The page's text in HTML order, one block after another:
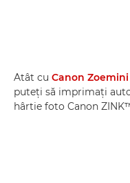
Atât cu Canon Zoemini
puteţi să imprimaţi
hârtie foto Canon